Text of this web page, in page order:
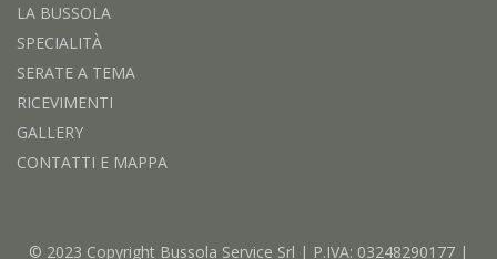
LA BUSSOLA
SPECIALITÀ
SERATE A TEMA
RICEVIMENTI
GALLERY
CONTATTI E MAPPA
© 2023 Copyright Bussola Service Srl | P.IVA: 03248290177 |